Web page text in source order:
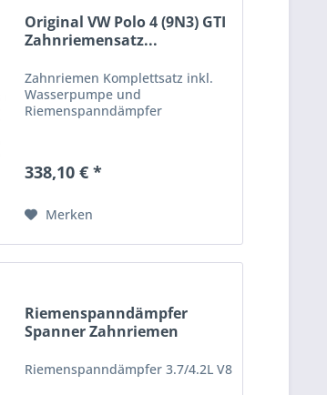
Original VW Polo 4 (9N3) GTI
Zahnriemensatz...
Zahnriemen Komplettsatz inkl.
Wasserpumpe und
Riemenspanndämpfer
338,10 € *
Merken
Riemenspanndämpfer
Spanner Zahnriemen
Riemenspanndämpfer 3.7/4.2L V8